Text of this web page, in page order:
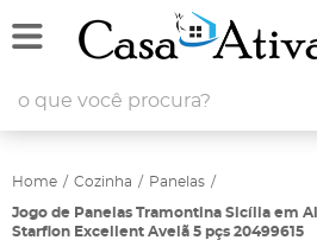
Home Cozinha Panelas
Jogo de Panelas Tramontina Sicília em
Starflon Excellent Avelã 5 pçs 20499615